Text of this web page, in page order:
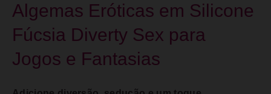
Algemas Eróticas em Silicone
Fúcsia Diverty Sex para
Jogos e Fantasias